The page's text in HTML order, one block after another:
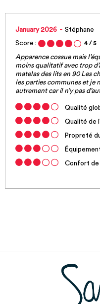
January 2026
Stéphane
Score :
4 / 5
Apparence cossue mais
moins qualitatif avec trop
matelas des lits en 90 Les
les parties communes et je
autrement car il n’y pas
Qualité
Qualité de
Propreté
Confort de